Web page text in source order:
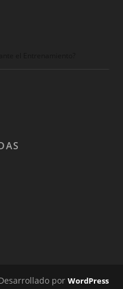
por WordPress